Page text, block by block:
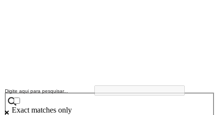
Exact matches only